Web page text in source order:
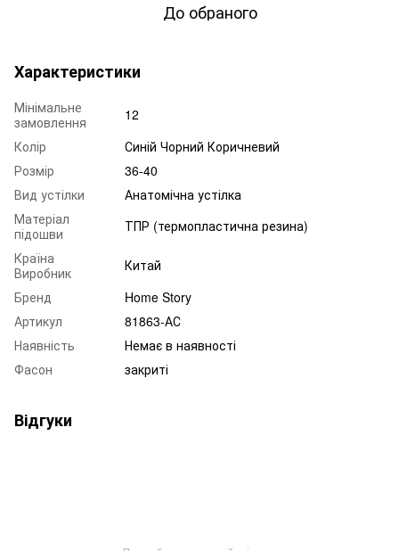
До обраного
Характеристики
Мінімальне
замовлення
12
Колір
Синій Чорний Коричневий
Розмір
36-40
Вид устілки
Анатомічна устілка
Матеріал
підошви
ТПР (термопластична резина)
Країна
Виробник
Китай
Бренд
Home Story
Артикул
81863-АС
Наявність
Немає в наявності
Фасон
закриті
Відгуки